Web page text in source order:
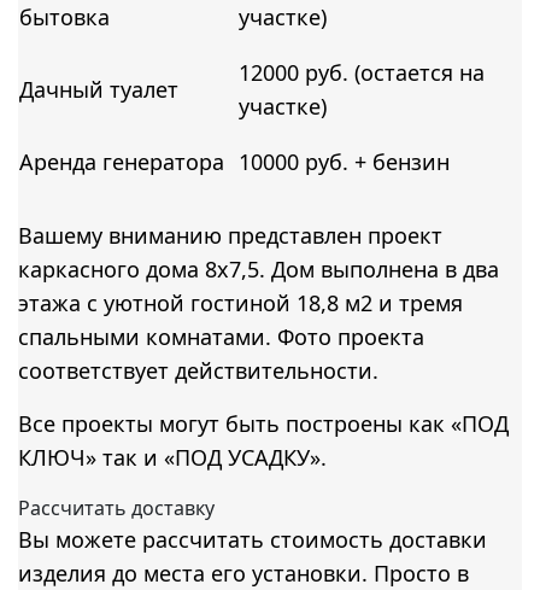
бытовка
участке)
Дачный туалет
12000 руб. (остается на
участке)
Аренда генератора 10000 руб. + бензин
Вашему вниманию представлен проект
каркасного дома 8х7,5. Дом выполнена в два
этажа с уютной гостиной 18,8 м2 и тремя
спальными комнатами. Фото проекта
соответствует действительности.
Все проекты могут быть построены как «ПОД
КЛЮЧ» так и «ПОД УСАДКУ».
Рассчитать доставку
Вы можете рассчитать стоимость доставки
изделия до места его установки. Просто в